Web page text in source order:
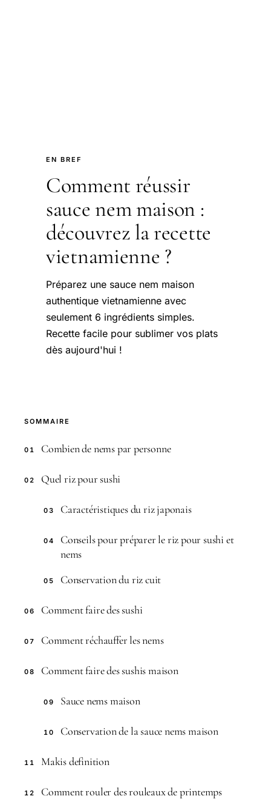
EN BREF
Comment réussir
sauce nem maison :
découvrez la recette
vietnamienne ?
Préparez une sauce nem maison
authentique vietnamienne avec
seulement 6 ingrédients simples.
Recette facile pour sublimer vos plats
dès aujourd'hui !
SOMMAIRE
01 Combien de nems par personne
02 Quel riz pour sushi
03 Caractéristiques du riz japonais
04
Conseils pour préparer le riz pour sushi et
nems
05 Conservation du riz cuit
06 Comment faire des sushi
07 Comment réchauffer les nems
08 Comment faire des sushis maison
09 Sauce nems maison
10 Conservation de la sauce nems maison
11 Makis definition
12 Comment rouler des rouleaux de printemps